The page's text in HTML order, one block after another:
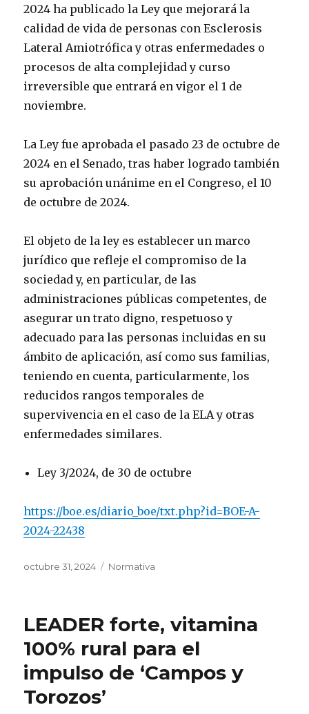
2024 ha publicado la Ley que mejorará la
calidad de vida de personas con Esclerosis
Lateral Amiotrófica y otras enfermedades o
procesos de alta complejidad y curso
irreversible que entrará en vigor el 1 de
noviembre.
La Ley fue aprobada el pasado 23 de octubre de
2024 en el Senado, tras haber logrado también
su aprobación unánime en el Congreso, el 10
de octubre de 2024.
El objeto de la ley es establecer un marco
jurídico que refleje el compromiso de la
sociedad y, en particular, de las
administraciones públicas competentes, de
asegurar un trato digno, respetuoso y
adecuado para las personas incluidas en su
ámbito de aplicación, así como sus familias,
teniendo en cuenta, particularmente, los
reducidos rangos temporales de
supervivencia en el caso de la ELA y otras
enfermedades similares.
Ley 3/2024, de 30 de octubre
https://boe.es/diario_boe/txt.php?id=BOE-A-
2024-22438
Publicado
octubre 31, 2024 Categorías
Normativa
LEADER forte, vitamina
100% rural para el
impulso de ‘Campos y
Torozos’